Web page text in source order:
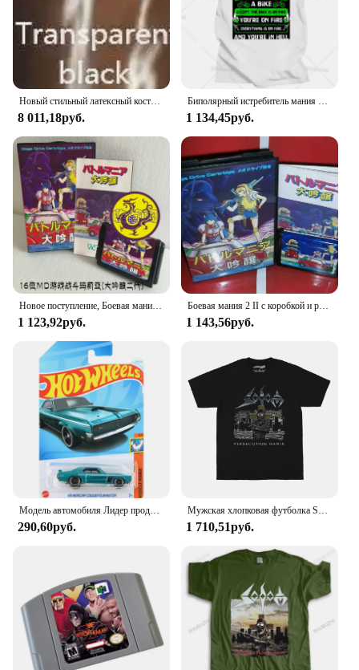
Новый стильный латексный костюм для шеи, крутой прозрачный черный латексный боди, резиновый 100% латексный костюм, Размер 0,4 мм
8 011,18руб.
Биполярный истребитель мания психическое расстройство тревога психоз подарок футболка
1 134,45руб.
Новое поступление, Боевая мания 2 с коробкой и руководством, 16-битная игровая карта MD для Sega Mega Drive для Genesis
1 123,92руб.
Боевая мания 2 II с коробкой и руководством для 16-битного игрового картриджа Sega MD, система Megadrive Genesis
1 143,56руб.
Модель автомобиля Лидер продаж 2024J, оригинальная игрушка-Устранитель кугара 69 Mercury для мальчиков, модель автомобиля из сплава под давлением 1/64, подарок на день рождения
290,60руб.
Мужская хлопковая футболка Sodom, летняя футболка в стиле ретро с изображением победителя из немецкой скорости и сериала
1 710,51руб.